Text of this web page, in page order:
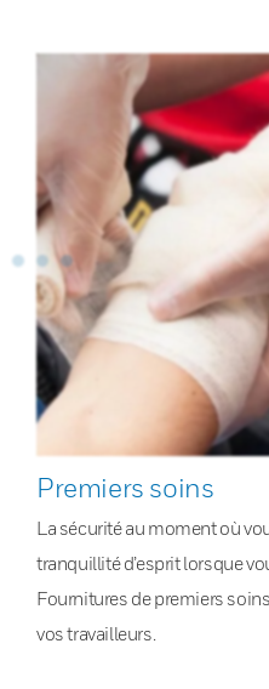
Premiers soins
La sécurité au moment où
tranquillité d’esprit lorsque
Fournitures de premiers
vos travailleurs.